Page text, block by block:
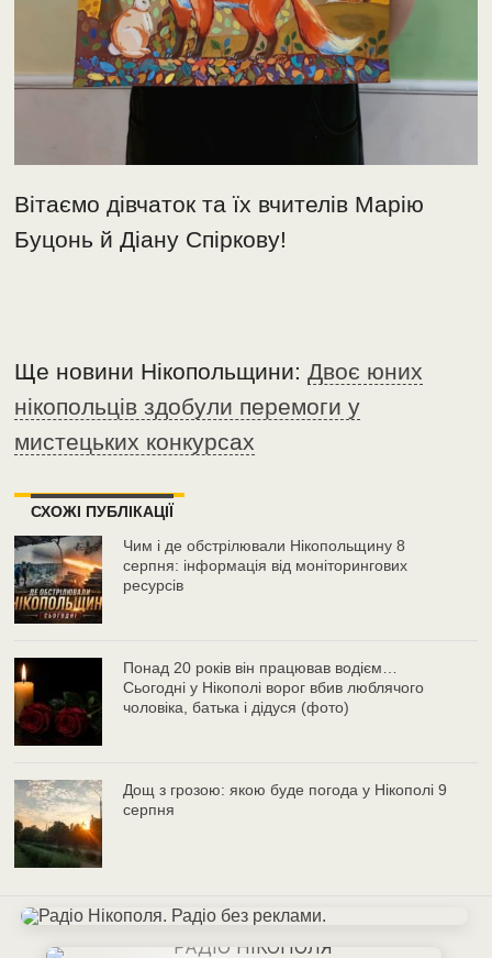
Вітаємо дівчаток та їх вчителів Марію
Буцонь й Діану Спіркову!
Ще новини Нікопольщини:Двоє юних
нікопольців здобули перемоги у
мистецьких конкурсах
СХОЖІ ПУБЛІКАЦІЇ
Чим і де обстрілювали Нікопольщину 8
серпня: інформація від моніторингових
ресурсів
Понад 20 років він працював водієм…
Сьогодні у Нікополі ворог вбив люблячого
чоловіка, батька і дідуся (фото)
Дощ з грозою: якою буде погода у Нікополі 9
серпня